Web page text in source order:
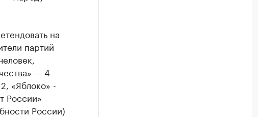
на
партий
— 4
«Яблоко» -
России»
России)